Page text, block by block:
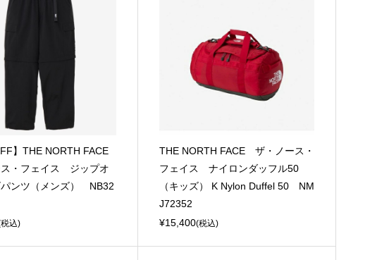
】THE NORTH FACE
・フェイス ジップオ
パンツ（メンズ） NB32
込)
THE NORTH FACE ザ・ノース・
フェイス ナイロンダッフル50
（キッズ） K Nylon Duffel 50 NM
J72352
¥15,400(税込)